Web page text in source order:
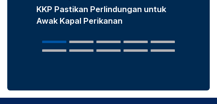
KKP Pastikan Perlindungan untuk
Awak Kapal Perikanan